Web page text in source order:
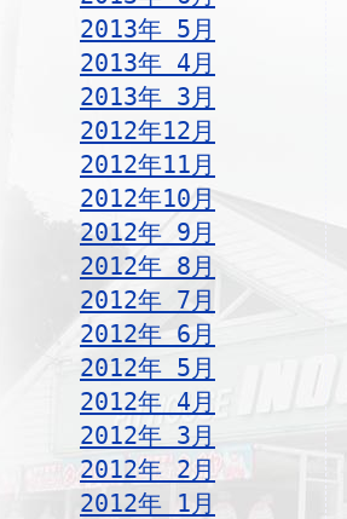
2013年 5月
2013年 4月
2013年 3月
2012年12月
2012年11月
2012年10月
2012年 9月
2012年 8月
2012年 7月
2012年 6月
2012年 5月
2012年 4月
2012年 3月
2012年 2月
2012年 1月